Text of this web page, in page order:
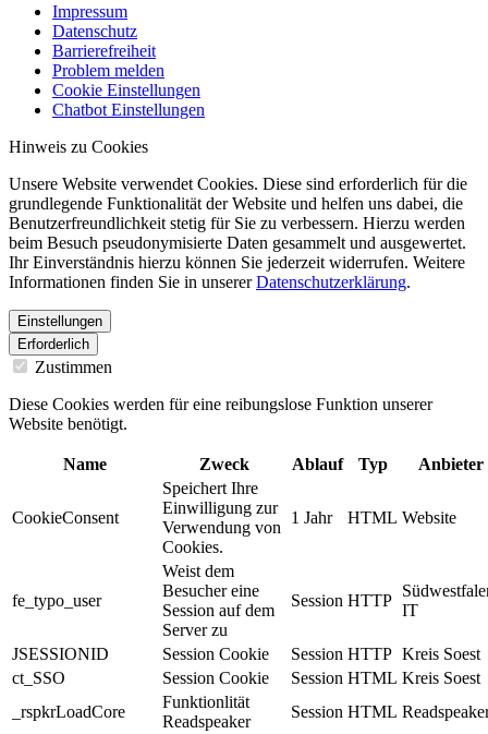
Impressum
Datenschutz
Barrierefreiheit
Problem melden
Cookie Einstellungen
Chatbot Einstellungen
Hinweis zu Cookies
Unsere Website verwendet Cookies. Diese sind erforderlich für die
grundlegende Funktionalität der Website und helfen uns dabei, die
Benutzerfreundlichkeit stetig für Sie zu verbessern. Hierzu werden
beim Besuch pseudonymisierte Daten gesammelt und ausgewertet.
Ihr Einverständnis hierzu können Sie jederzeit widerrufen. Weitere
Informationen finden Sie in unsererDatenschutzerklärung.
Einstellungen
Erforderlich
Zustimmen
Diese Cookies werden für eine reibungslose Funktion unserer
Website benötigt.
Name Zweck Ablauf Typ Anbieter
CookieConsent
Speichert Ihre
Einwilligung zur
Verwendung von
Cookies.
1 Jahr HTML Website
fe_typo_user
Weist dem
Besucher eine
Session auf dem
Server zu
Session HTTP
IT
JSESSIONID Session Cookie Session HTTP Kreis Soest
ct_SSO
Session Cookie Session HTML Kreis Soest
_rspkrLoadCore
Funktionlität
Readspeaker
Session HTML